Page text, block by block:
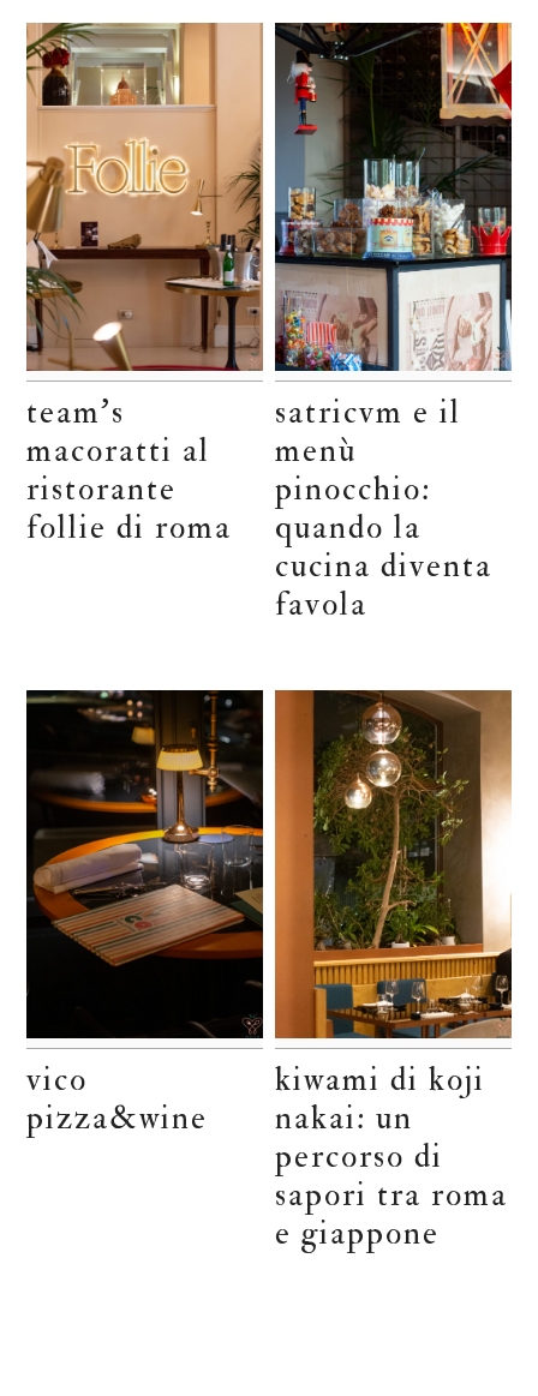
team’s
macoratti al
ristorante
follie di roma
satricvm e il
menù
pinocchio:
quando la
cucina diventa
favola
vico
pizza&wine
kiwami di koji
nakai: un
percorso di
sapori tra roma
e giappone